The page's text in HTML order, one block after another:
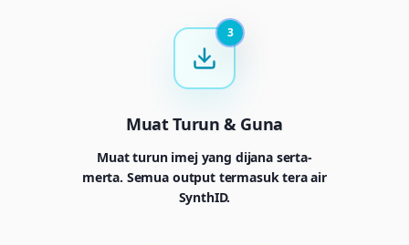
3
Muat Turun & Guna
Muat turun imej yang dijana serta-
merta. Semua output termasuk tera air
SynthID.